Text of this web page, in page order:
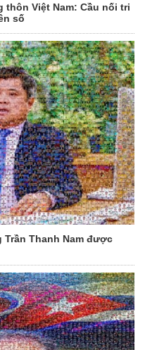
thôn Việt Nam: Cầu nối tri
số
Thanh Nam được